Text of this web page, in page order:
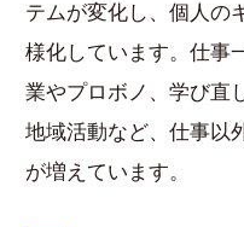
テムが変化し、個人の
様化しています。仕事
業やプロボノ、学び直
地域活動など、仕事以
が増えています。